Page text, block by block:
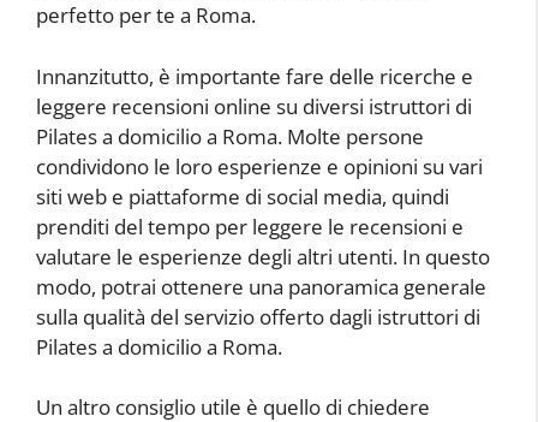
perfetto per te a Roma.
Innanzitutto, è importante fare delle ricerche e
leggere recensioni online su diversi istruttori di
Pilates a domicilio a Roma. Molte persone
condividono le loro esperienze e opinioni su vari
siti web e piattaforme di social media, quindi
prenditi del tempo per leggere le recensioni e
valutare le esperienze degli altri utenti. In questo
modo, potrai ottenere una panoramica generale
sulla qualità del servizio offerto dagli istruttori di
Pilates a domicilio a Roma.
Un altro consiglio utile è quello di chiedere